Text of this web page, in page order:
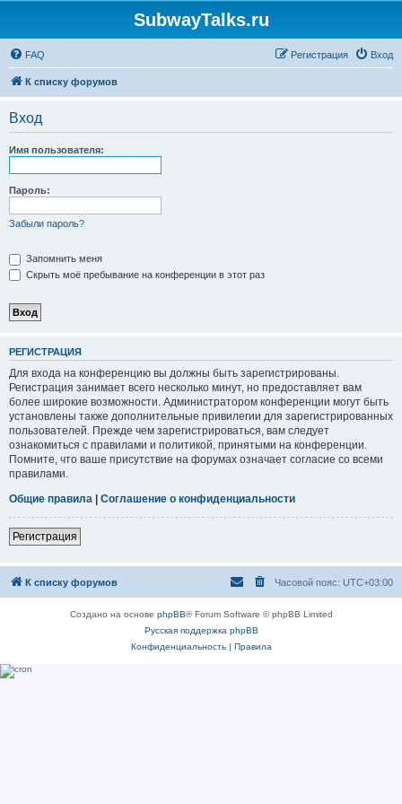
SubwayTalks.ru
FAQ Вход
Регистрация
К списку форумов
Вход
Имя пользователя:
Пароль:
Забыли пароль?
Запомнить меня
Скрыть моё пребывание на конференции в этот раз
РЕГИСТРАЦИЯ
Для входа на конференцию вы должны быть зарегистрированы.
Регистрация занимает всего несколько минут, но предоставляет вам
более широкие возможности. Администратором конференции могут быть
установлены также дополнительные привилегии для зарегистрированных
пользователей. Прежде чем зарегистрироваться, вам следует
ознакомиться с правилами и политикой, принятыми на конференции.
Помните, что ваше присутствие на форумах означает согласие со всеми
правилами.
Общие правила | Соглашение о конфиденциальности
Регистрация
К списку форумов Часовой пояс: UTC+03:00
Создано на основе phpBB® Forum Software © phpBB Limited
Русская поддержка phpBB
Конфиденциальность| Правила